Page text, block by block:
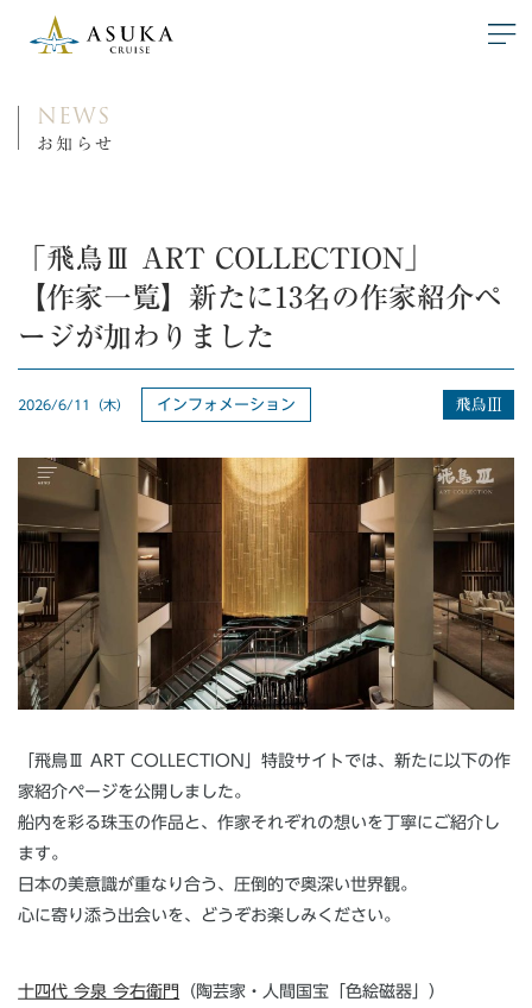
NEWS
お知らせ
「飛鳥Ⅲ ART COLLECTION」
【作家一覧】新たに13名の作家紹介ペ
ージが加わりました
2026/6/11（木） インフォメーション
「飛鳥Ⅲ ART COLLECTION」特設サイトでは、新たに以下の作
家紹介ページを公開しました。
船内を彩る珠玉の作品と、作家それぞれの想いを丁寧にご紹介し
ます。
日本の美意識が重なり合う、圧倒的で奥深い世界観。
心に寄り添う出会いを、どうぞお楽しみください。
十四代 今泉 今右衛門 （陶芸家・人間国宝「色絵磁器」）